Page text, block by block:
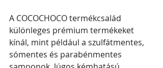
A COCOCHOCO termékcsalád
különleges prémium termékeket
kínál, mint például a szulfátmentes,
sómentes és parabénmentes